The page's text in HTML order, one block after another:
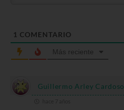
1 COMENTARIO
Más reciente
Guillermo Arley Cardoso